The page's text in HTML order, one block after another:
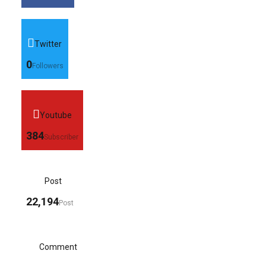
Twitter
0Followers
Youtube
384Subscriber
Post
22,194Post
Comment